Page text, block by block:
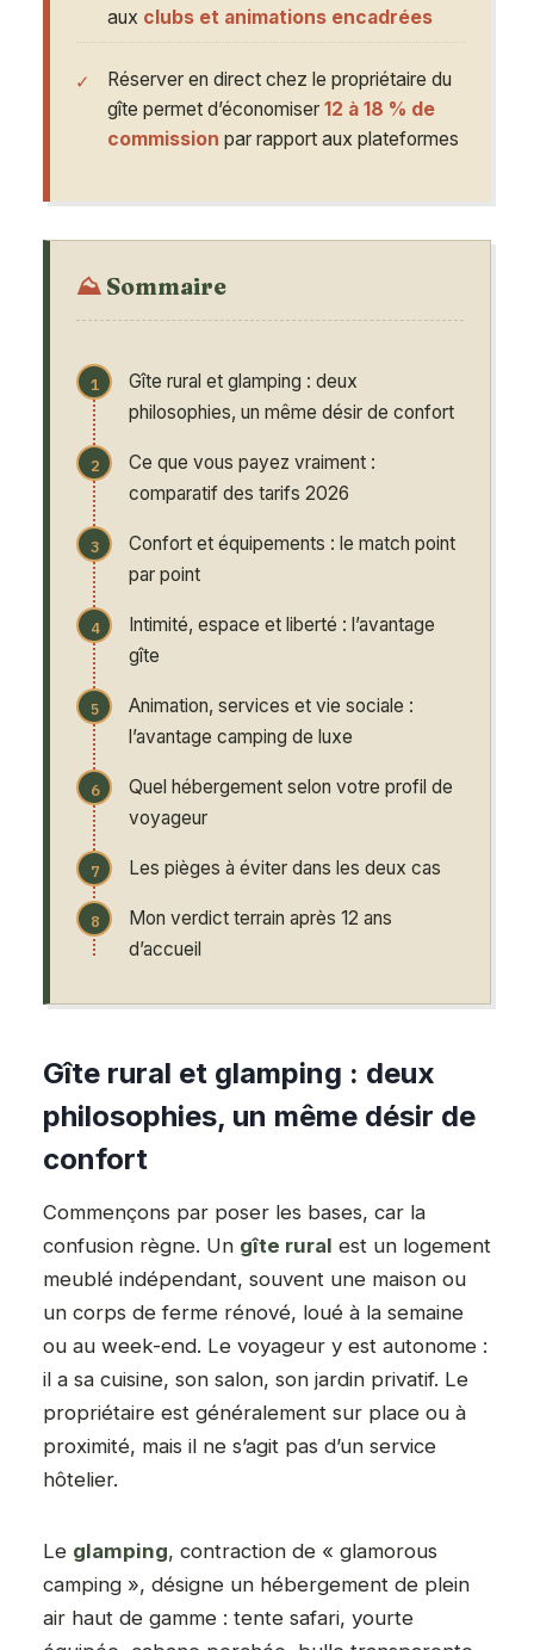
aux clubs et animations encadrées
Réserver en direct chez le propriétaire du
gîte permet d’économiser 12 à 18 % de
commission par rapport aux plateformes
Sommaire
Gîte rural et glamping : deux
philosophies, un même désir de confort
Ce que vous payez vraiment :
comparatif des tarifs 2026
Confort et équipements : le match point
par point
Intimité, espace et liberté : l’avantage
gîte
Animation, services et vie sociale :
l’avantage camping de luxe
Quel hébergement selon votre profil de
voyageur
Les pièges à éviter dans les deux cas
Mon verdict terrain après 12 ans
d’accueil
Gîte rural et glamping : deux
philosophies, un même désir de
confort
Commençons par poser les bases, car la
confusion règne. Un gîte rural est un logement
meublé indépendant, souvent une maison ou
un corps de ferme rénové, loué à la semaine
ou au week-end. Le voyageur y est autonome :
il a sa cuisine, son salon, son jardin privatif. Le
propriétaire est généralement sur place ou à
proximité, mais il ne s’agit pas d’un service
hôtelier.
Le glamping, contraction de « glamorous
camping », désigne un hébergement de plein
air haut de gamme : tente safari, yourte